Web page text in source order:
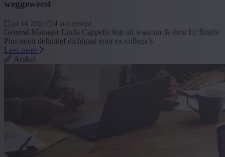
weggeweest
jul 14, 2026 4 min leestijd
General Manager Linda Cappelle legt uit waarom de deur bij Bright
Plus nooit definitief dichtgaat voor ex-collega’s.
Lees meer
Artikel